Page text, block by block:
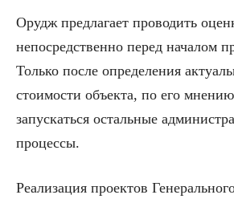
Орудж предлагает проводить
непосредственно перед началом
Только после определения
стоимости объекта, по его
запускаться остальные
процессы.
Реализация проектов